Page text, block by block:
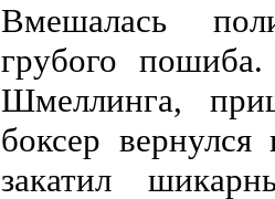
Вмешалась
грубого
Шмеллинга,
боксер
закатил